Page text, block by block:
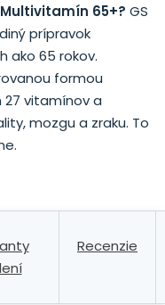
65+? GS
prípravok
ako 65 rokov.
formou
vitamínov a
mozgu a zraku. To
Recenzie